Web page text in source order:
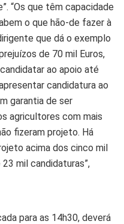
“Os que têm capacidade
o que hão-de fazer à
que dá o exemplo
de 70 mil Euros,
ao apoio até
candidatura ao
garantia de ser
agricultores com mais
fizeram projeto. Há
acima dos cinco mil
mil candidaturas”,
para as 14h30, deverá